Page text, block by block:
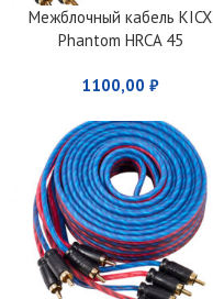
Межблочный кабель KICX
Phantom HRCA 45
1100,00 ₽